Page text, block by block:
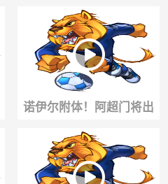
子老打我们是吧，那你来
我们队！
诺伊尔附体！阿超门将出
击鱼跃冲顶解围！惨遭中
圈吊射破门！